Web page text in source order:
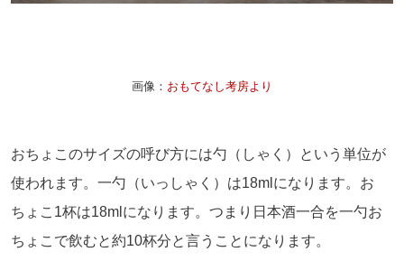
画像： おもてなし考房より
おちょこのサイズの呼び方には勺（しゃく）という単位が
使われます。一勺（いっしゃく）は18mlになります。お
ちょこ1杯は18mlになります。つまり日本酒一合を一勺お
ちょこで飲むと約10杯分と言うことになります。